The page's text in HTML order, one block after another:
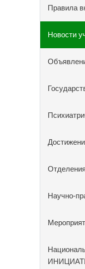
Правила
Новости
Отделения
Научно-